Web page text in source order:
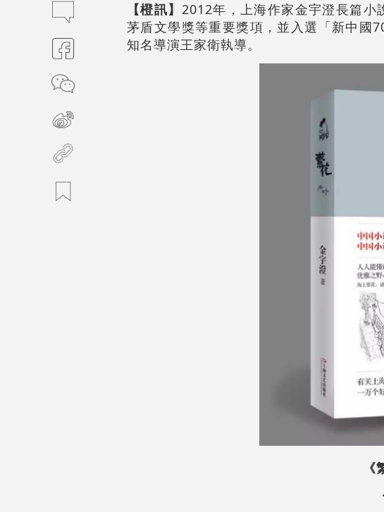
【橙訊】 2012年，上海作家金宇澄長篇小
茅盾文學獎等重要獎項，並入選「新中國
知名導演王家衛執導。